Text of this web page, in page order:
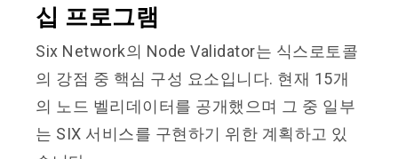
십 프로그램
Six Network의 Node Validator는 식스로토콜
의 강점 중 핵심 구성 요소입니다. 현재 15개
의 노드 벨리데이터를 공개했으며 그 중 일부
는 SIX 서비스를 구현하기 위한 계획하고 있